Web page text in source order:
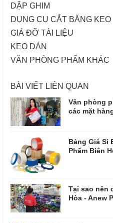
DẬP GHIM
DỤNG CỤ CẮT BĂNG KEO
GIÁ ĐỠ TÀI LIỆU
KEO DÁN
VĂN PHÒNG PHẨM KHÁC
BÀI VIẾT LIÊN QUAN
Văn phòng
các mặt
Bảng Giá Sỉ
Phẩm Biên
Tại sao nên
Hòa - Anew